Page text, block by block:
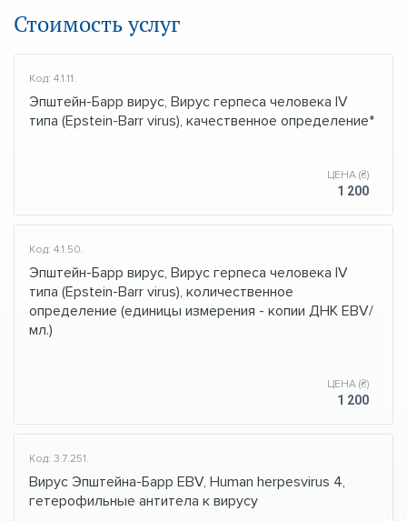
Стоимость услуг
Код: 4.1.11.
Эпштейн-Барр вирус, Вирус герпеса человека IV
типа (Epstein-Barr virus), качественное определение*
ЦЕНА (₴)
1 200
Код: 4.1.50.
Эпштейн-Барр вирус, Вирус герпеса человека IV
типа (Epstein-Barr virus), количественное
определение (единицы измерения - копии ДНК EBV/
мл.)
ЦЕНА (₴)
1 200
Код: 3.7.251.
Вирус Эпштейна-Барр EBV, Human herpesvirus 4,
гетерофильные антитела к вирусу